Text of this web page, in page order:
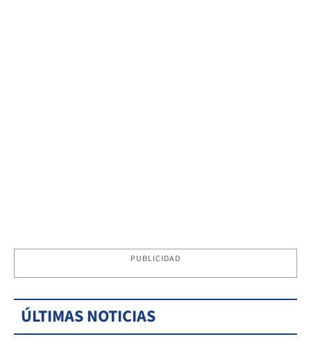
PUBLICIDAD
ÚLTIMAS NOTICIAS